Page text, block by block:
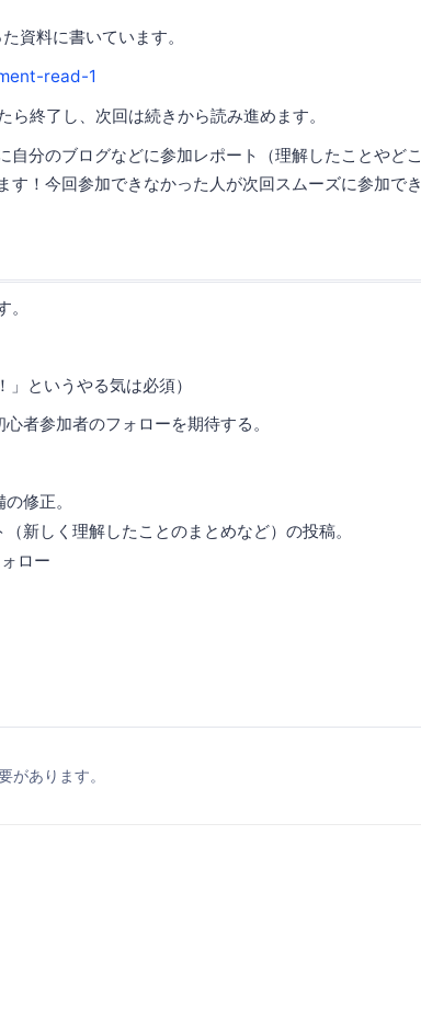
資料に書いています。
read-1
終了し、次回は続きから読み進めます。
分のブログなどに参加レポート（理解したことやどこ
！今回参加できなかった人が次回スムーズに参加でき
というやる気は必須）
者参加者のフォローを期待する。
修正。
新しく理解したことのまとめなど）の投稿。
ロー
があります。